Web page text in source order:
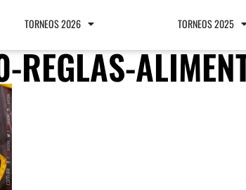
TORNEOS 2026 TORNEOS 2025
REGLAS-